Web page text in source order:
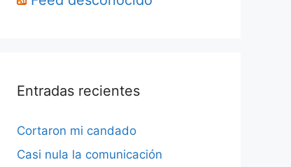
Entradas recientes
Cortaron mi candado
Casi nula la comunicación